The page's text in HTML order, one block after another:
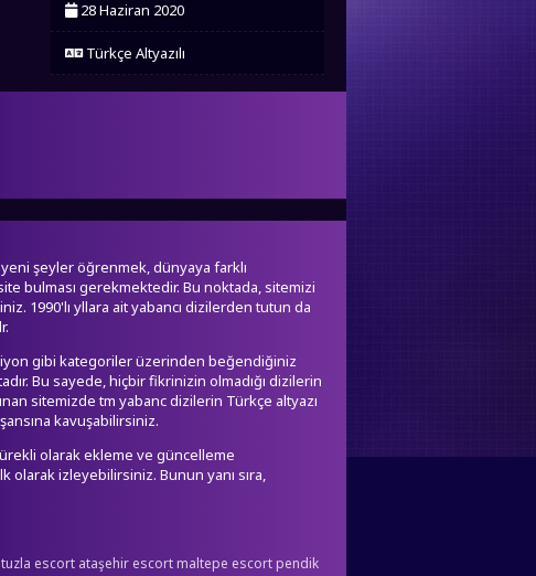
İzledim
İzledim
28 Haziran 2020
Türkçe Altyazılı
şeyler öğrenmek, dünyaya farklı
bulması gerekmektedir. Bu noktada, sitemizi
1990'lı yllara ait yabancı dizilerden tutun da
gibi kategoriler üzerinden beğendiğiniz
Bu sayede, hiçbir fikrinizin olmadığı dizilerin
sitemizde tm yabanc dizilerin Türkçe altyazı
kavuşabilirsiniz.
olarak ekleme ve güncelleme
olarak izleyebilirsiniz. Bunun yanı sıra,
tuzla escort ataşehir escortmaltepe escortpendik